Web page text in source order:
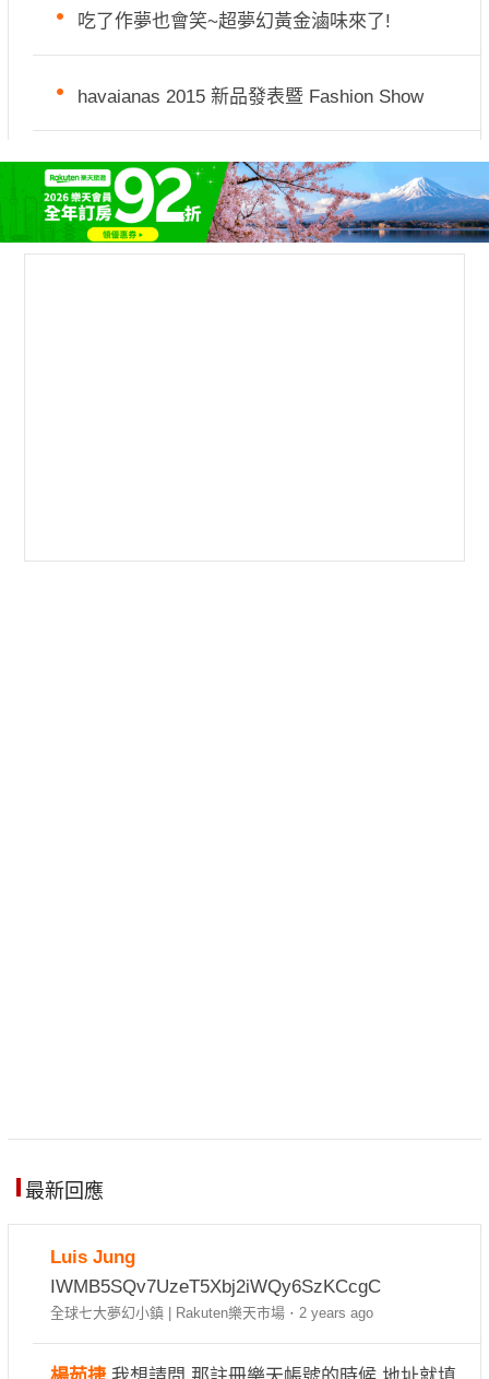
吃了作夢也會笑~超夢幻黃金滷味來了!
havaianas 2015 新品發表暨 Fashion Show
最新回應
Luis Jung
IWMB5SQv7UzeT5Xbj2iWQy6SzKCcgC
全球七大夢幻小鎮 | Rakuten樂天市場 ·2 years ago